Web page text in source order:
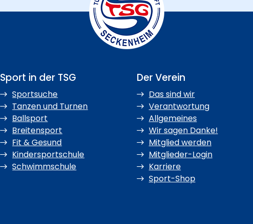
Sport in der TSG
Sportsuche
Tanzen und Turnen
Ballsport
Breitensport
Fit & Gesund
Kindersportschule
Schwimmschule
Der Verein
Das sind wir
Verantwortung
Allgemeines
Wir sagen Danke!
Mitglied werden
Mitglieder-Login
Karriere
Sport-Shop